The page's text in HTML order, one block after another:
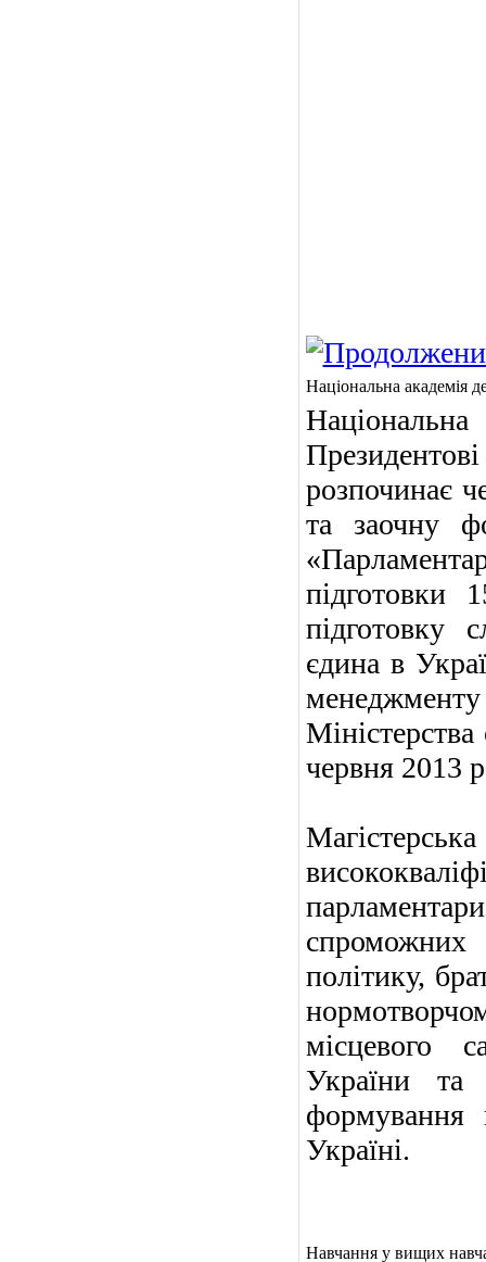
Національна академія
розпочинає
та заочну
підготовки
підготовку
єдина в
червня 2013
політику,
місцевого
України та
формування
Україні.
Навчання у вищих